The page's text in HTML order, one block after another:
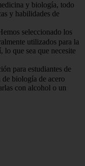
y biología, todo
y habilidades de
seleccionado los
utilizados para la
lo que sea que necesite
para estudiantes de
biología de acero
con alcohol o un